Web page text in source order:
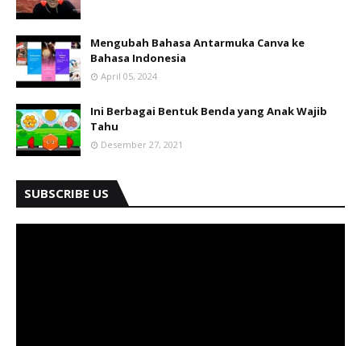
Mengubah Bahasa Antarmuka Canva ke
Bahasa Indonesia
April 05, 2024
Ini Berbagai Bentuk Benda yang Anak Wajib
Tahu
Desember 27, 2021
SUBSCRIBE US